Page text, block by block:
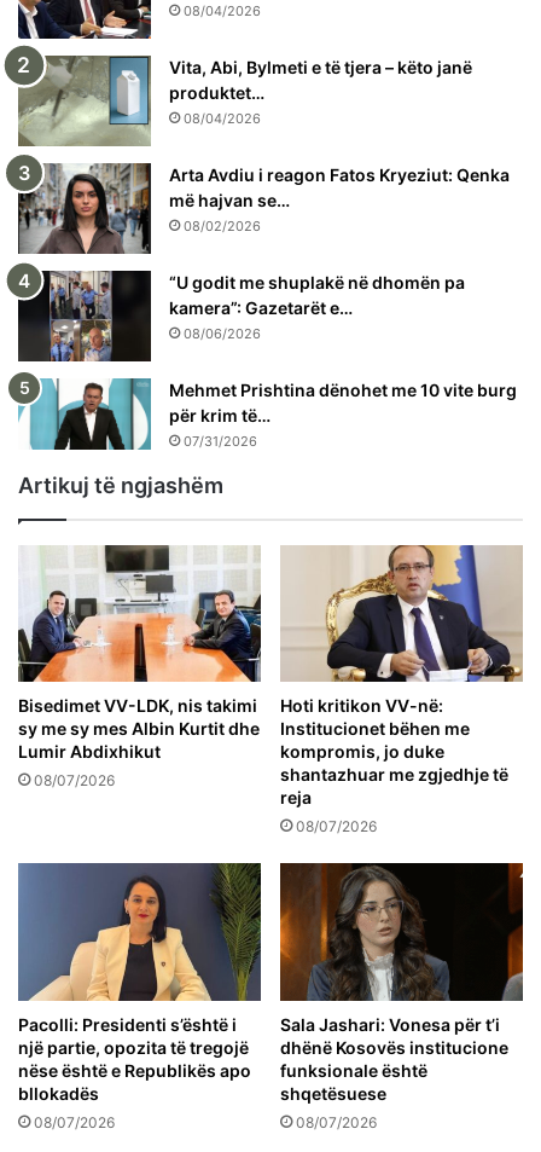
08/04/2026
Vita, Abi, Bylmeti e të tjera – këto janë
produktet…
08/04/2026
Arta Avdiu i reagon Fatos Kryeziut: Qenka
më hajvan se…
08/02/2026
“U godit me shuplakë në dhomën pa
kamera”: Gazetarët e…
08/06/2026
Mehmet Prishtina dënohet me 10 vite burg
për krim të…
07/31/2026
Artikuj të ngjashëm
Bisedimet VV-LDK, nis takimi
sy me sy mes Albin Kurtit dhe
Lumir Abdixhikut
08/07/2026
Hoti kritikon VV-në:
Institucionet bëhen me
kompromis, jo duke
shantazhuar me zgjedhje të
reja
08/07/2026
Pacolli: Presidenti s’është i
një partie, opozita të tregojë
nëse është e Republikës apo
bllokadës
08/07/2026
Sala Jashari: Vonesa për t’i
dhënë Kosovës institucione
funksionale është
shqetësuese
08/07/2026